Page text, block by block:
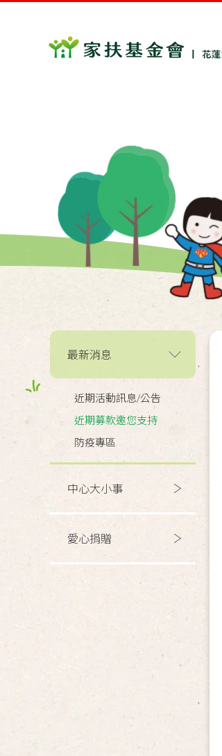
最新消息
近期活動訊息/公告
近期募款邀您支持
防疫專區
中心大小事
愛心捐贈